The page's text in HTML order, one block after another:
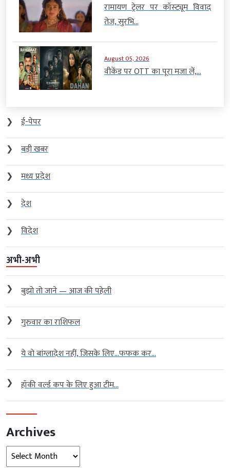
रामायण ट्रेलर पर कॉस्ट्यूम विवाद
तेज, सुरभि...
August 05, 2026
वीकेंड पर OTT का पूरा मजा लें,...
❯
ई-पेपर
❯
बड़ी खबर
❯
मध्य प्रदेश
❯
देश
❯
विदेश
अभी-अभी
❯ बुझो तो जाने — आज की पहेली
❯ गुरुवार का राशिफल
❯ ये वो बांग्लादेश नहीं, जिसके लिए…फफक कर...
❯ हॉकी वर्ल्ड कप के लिए हुआ टीम...
Archives
Archives